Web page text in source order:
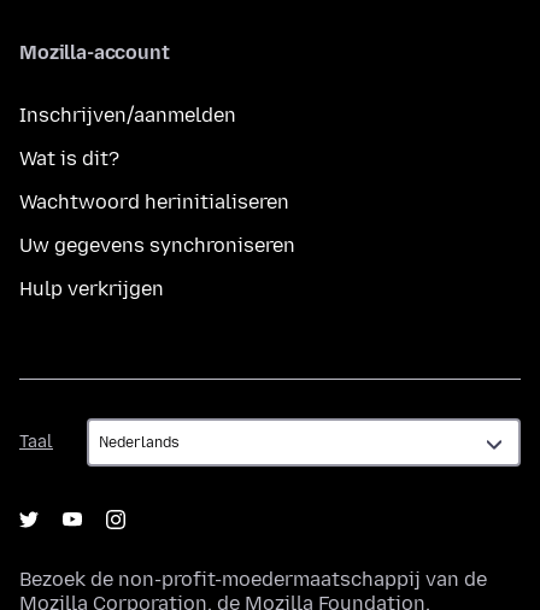
Mozilla-account
Inschrijven/aanmelden
Wat is dit?
Wachtwoord herinitialiseren
Uw gegevens synchroniseren
Hulp verkrijgen
Taal
Taal
Bezoek de non-profit-moedermaatschappij van de
Mozilla Corporation, de Mozilla Foundation.